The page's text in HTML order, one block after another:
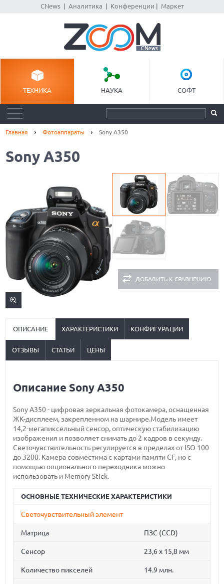
CNews| Аналитика Конференции Маркет
ТЕХНИКА НАУКА СОФТ
Главная Фотоаппараты Sony A350
Sony A350
ДОБАВИТЬ К СРАВНЕНИЮ
ОПИСАНИЕ ХАРАКТЕРИСТИКИ КОНФИГУРАЦИИ
ОТЗЫВЫ СТАТЬИ ЦЕНЫ
Описание Sony A350
Sony A350 - цифровая зеркальная фотокамера, оснащенная
ЖК-дисплеем, закрепленном на шарнире.Модель имеет
14,2-мегапиксельный сенсор, оптическую стабилизацию
изображения и позволяет снимать до 2 кадров в секунду.
Светочувствительность регулируется в пределах от ISO 100
до 3200. Камера совместима с картами памяти CF, но с
помощью опционального переходника можно
использовать и Memory Stick.
ОСНОВНЫЕ ТЕХНИЧЕСКИЕ ХАРАКТЕРИСТИКИ
Светочувствительный элемент
Матрица ПЗС (CCD)
Сенсор 23,6 x 15,8 мм
Количество пикселей 14.9 млн.